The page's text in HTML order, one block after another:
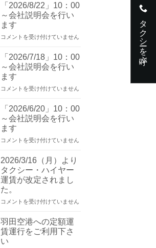
「2026/8/22」10：00
～会社説明会を行い
ます
「2026/8/22」
00
社
説
会
い
ま
は
コメントを受け付けていません
「2026/7/18」10：00
～会社説明会を行い
ます
「2026/7/18」
00
社
説
会
を
行
い
ま
す
コメントを受け付けていません
「2026/6/20」10：00
～会社説明会を行い
ます
「2026/6/20」
00
～
会
社
説
明
を
行
い
ま
コメントを受け付けていません
2026/3/16（月）より
タクシー・ハイヤー
運賃が改定されまし
た。
2026/3/16（月）
り
タ
ク
シ
コメントを受け付けていません
羽田空港への定額運
賃運行をご利用下さ
い
タクシーを呼ぶ